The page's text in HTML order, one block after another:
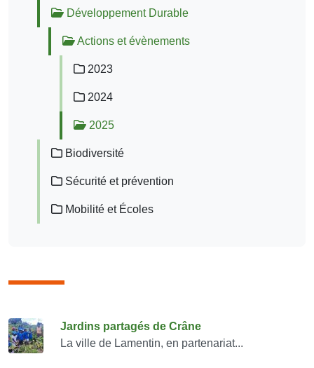
Développement Durable
Actions et évènements
2023
2024
2025
Biodiversité
Sécurité et prévention
Mobilité et Écoles
Consulter également
Jardins partagés de Crâne
La ville de Lamentin, en partenariat...